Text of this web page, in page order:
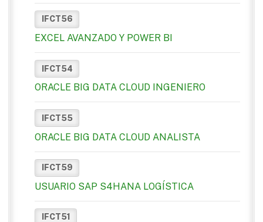
IFCT56
EXCEL AVANZADO Y POWER BI
IFCT54
ORACLE BIG DATA CLOUD INGENIERO
IFCT55
ORACLE BIG DATA CLOUD ANALISTA
IFCT59
USUARIO SAP S4HANA LOGÍSTICA
IFCT51